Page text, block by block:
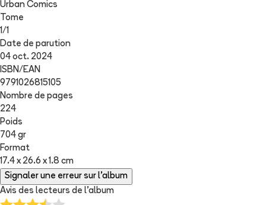
Urban Comics
Tome
1/1
Date de parution
04 oct. 2024
ISBN/EAN
9791026815105
Nombre de pages
224
Poids
704 gr
Format
17.4 x 26.6 x 1.8 cm
Signaler une erreur sur l'album
Avis des lecteurs de l'album